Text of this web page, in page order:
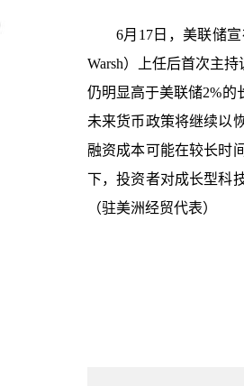
6月17日，美联储
Warsh）上任后首次主
仍明显高于美联储2%的
未来货币政策将继续以
融资成本可能在较长时
下，投资者对成长型科
（驻美洲经贸代表）